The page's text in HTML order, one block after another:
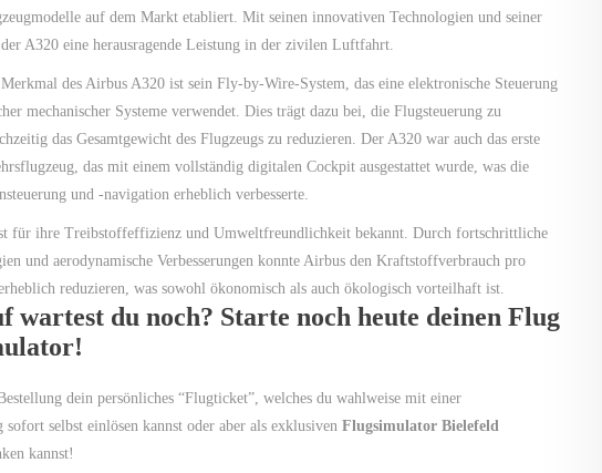
auf dem Markt etabliert. Mit seinen innovativen Technologien und seiner
A320 eine herausragende Leistung in der zivilen Luftfahrt.
Merkmal des Airbus A320 ist sein Fly-by-Wire-System, das eine elektronische Steuerung
mechanischer Systeme verwendet. Dies trägt dazu bei, die Flugsteuerung zu
das Gesamtgewicht des Flugzeugs zu reduzieren. Der A320 war auch das erste
das mit einem vollständig digitalen Cockpit ausgestattet wurde, was die
und -navigation erheblich verbesserte.
für ihre Treibstoffeffizienz und Umweltfreundlichkeit bekannt. Durch fortschrittliche
und aerodynamische Verbesserungen konnte Airbus den Kraftstoffverbrauch pro
reduzieren, was sowohl ökonomisch als auch ökologisch vorteilhaft ist.
wartest du noch? Starte noch heute deinen Flug
dein persönliches “Flugticket”, welches du wahlweise mit einer
selbst einlösen kannst oder aber als exklusiven Flugsimulator Bielefeld
kannst!